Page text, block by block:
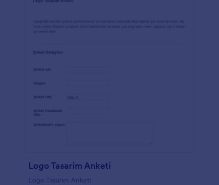
Logo Tasarim Anketi
Logo Tasarım Anketi